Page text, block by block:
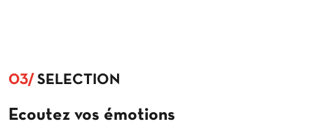
03/ SELECTION
Ecoutez vos émotions